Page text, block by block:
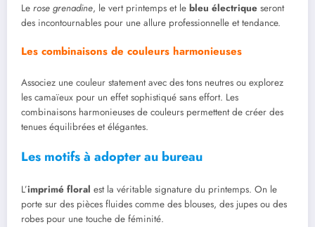
Le rose grenadine, le vert printemps et le bleu électrique seront
des incontournables pour une allure professionnelle et tendance.
Les combinaisons de couleurs harmonieuses
Associez une couleur statement avec des tons neutres ou explorez
les camaïeux pour un effet sophistiqué sans effort. Les
combinaisons harmonieuses de couleurs permettent de créer des
tenues équilibrées et élégantes.
Les motifs à adopter au bureau
L’imprimé floral est la véritable signature du printemps. On le
porte sur des pièces fluides comme des blouses, des jupes ou des
robes pour une touche de féminité.